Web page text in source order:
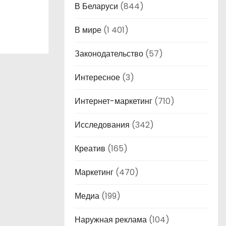
В Беларуси (844)
В мире (1 401)
Законодательство (57)
Интересное (3)
Интернет-маркетинг (710)
Исследования (342)
Креатив (165)
Маркетинг (470)
Медиа (199)
Наружная реклама (104)